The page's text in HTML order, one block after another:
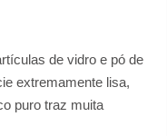
de vidro e pó de
extremamente lisa,
puro traz muita